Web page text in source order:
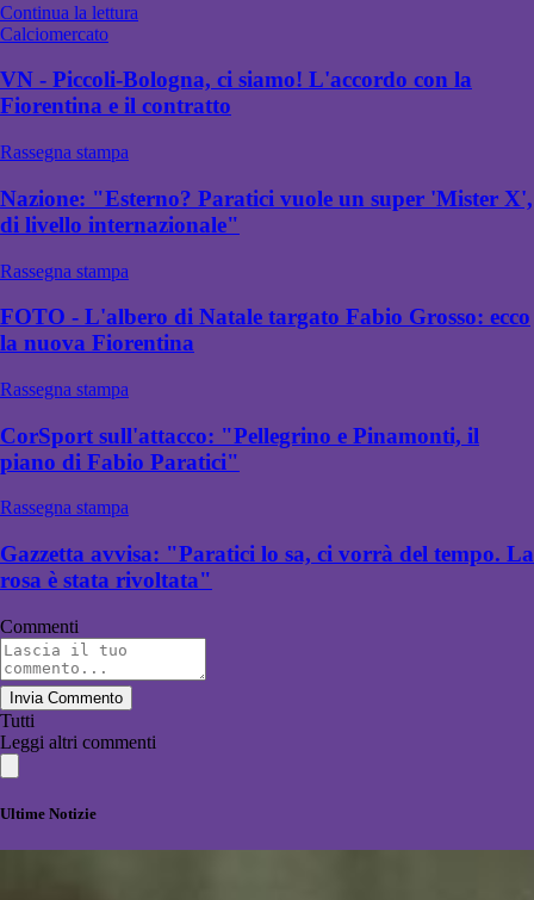
Continua la lettura
Calciomercato
VN - Piccoli-Bologna, ci siamo! L'accordo con la
Fiorentina e il contratto
Rassegna stampa
Nazione: "Esterno? Paratici vuole un super 'Mister X',
di livello internazionale"
Rassegna stampa
FOTO - L'albero di Natale targato Fabio Grosso: ecco
la nuova Fiorentina
Rassegna stampa
CorSport sull'attacco: "Pellegrino e Pinamonti, il
piano di Fabio Paratici"
Rassegna stampa
Gazzetta avvisa: "Paratici lo sa, ci vorrà del tempo. La
rosa è stata rivoltata"
Commenti
Invia Commento
Tutti
Leggi altri commenti
Ultime Notizie